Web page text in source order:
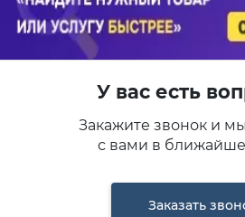
У вас есть
Закажите звонок и
с вами в
Заказать